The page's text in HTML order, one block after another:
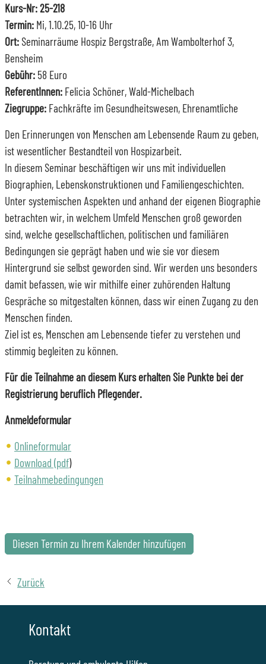
Kurs-Nr: 25-218
Termin: Mi, 1.10.25, 10-16 Uhr
Ort: Seminarräume Hospiz Bergstraße, Am Wambolterhof 3,
Bensheim
Gebühr: 58 Euro
ReferentInnen: Felicia Schöner, Wald-Michelbach
Ziegruppe: Fachkräfte im Gesundheitswesen, Ehrenamtliche
Den Erinnerungen von Menschen am Lebensende Raum zu geben,
ist wesentlicher Bestandteil von Hospizarbeit.
In diesem Seminar beschäftigen wir uns mit individuellen
Biographien, Lebenskonstruktionen und Familiengeschichten.
Unter systemischen Aspekten und anhand der eigenen Biographie
betrachten wir, in welchem Umfeld Menschen groß geworden
sind, welche gesellschaftlichen, politischen und familiären
Bedingungen sie geprägt haben und wie sie vor diesem
Hintergrund sie selbst geworden sind. Wir werden uns besonders
damit befassen, wie wir mithilfe einer zuhörenden Haltung
Gespräche so mitgestalten können, dass wir einen Zugang zu den
Menschen finden.
Ziel ist es, Menschen am Lebensende tiefer zu verstehen und
stimmig begleiten zu können.
Für die Teilnahme an diesem Kurs erhalten Sie Punkte bei der
Registrierung beruflich Pflegender.
Anmeldeformular
Onlineformular
Download (pdf)
Teilnahmebedingungen
Diesen Termin zu Ihrem Kalender hinzufügen
Zurück
Kontakt